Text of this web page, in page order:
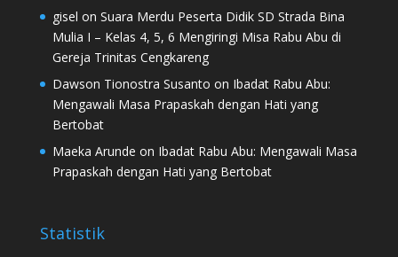
gisel on Suara Merdu Peserta Didik SD Strada Bina
Mulia I – Kelas 4, 5, 6 Mengiringi Misa Rabu Abu di
Gereja Trinitas Cengkareng
Dawson Tionostra Susanto on Ibadat Rabu Abu:
Mengawali Masa Prapaskah dengan Hati yang
Bertobat
Maeka Arunde on Ibadat Rabu Abu: Mengawali Masa
Prapaskah dengan Hati yang Bertobat
Statistik